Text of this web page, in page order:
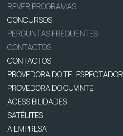
REVER PROGRAMAS
CONCURSOS
PERGUNTAS FREQUENTES
CONTACTOS
CONTACTOS
PROVEDORA DO TELESPECTADOR
PROVEDORA DO OUVINTE
ACESSIBILIDADES
SATÉLITES
A EMPRESA